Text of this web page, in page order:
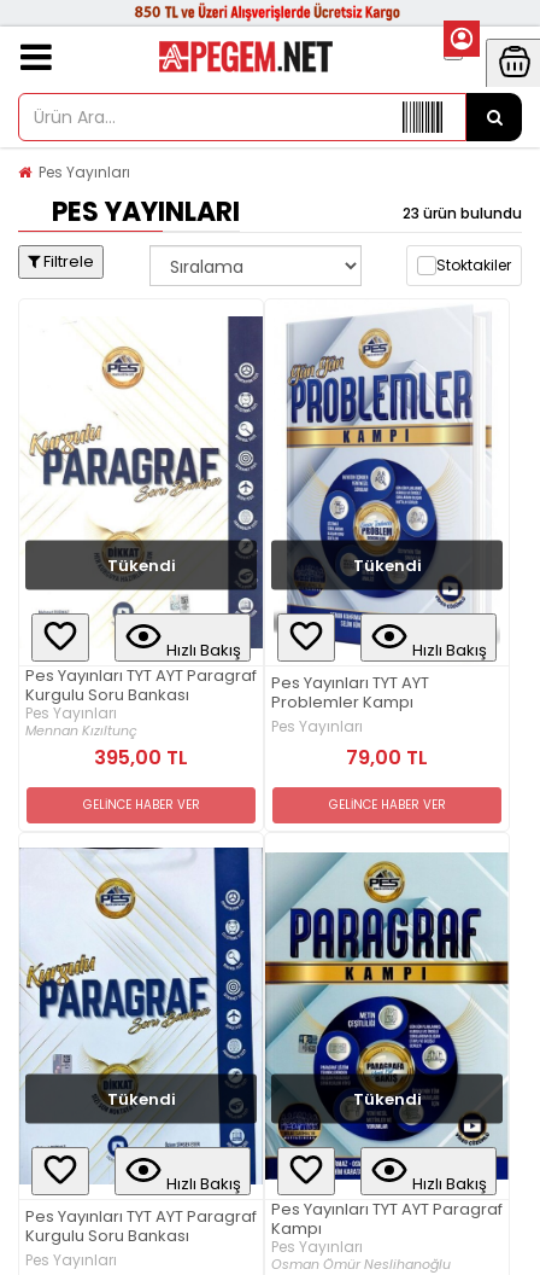
Pes Yayınları
PES YAYINLARI 23 ürün bulundu
Filtrele Stoktakiler
Tükendi
Hızlı Bakış
Pes Yayınları TYT AYT Paragraf
Kurgulu Soru Bankası
Pes Yayınları
Mennan Kızıltunç
395,00 TL
GELİNCE HABER VER
Tükendi
Hızlı Bakış
Pes Yayınları TYT AYT
Problemler Kampı
Pes Yayınları
79,00 TL
GELİNCE HABER VER
Tükendi
Hızlı Bakış
Pes Yayınları TYT AYT Paragraf
Kurgulu Soru Bankası
Pes Yayınları
Tükendi
Hızlı Bakış
Pes Yayınları TYT AYT Paragraf
Kampı
Pes Yayınları
Osman Ömür Neslihanoğlu